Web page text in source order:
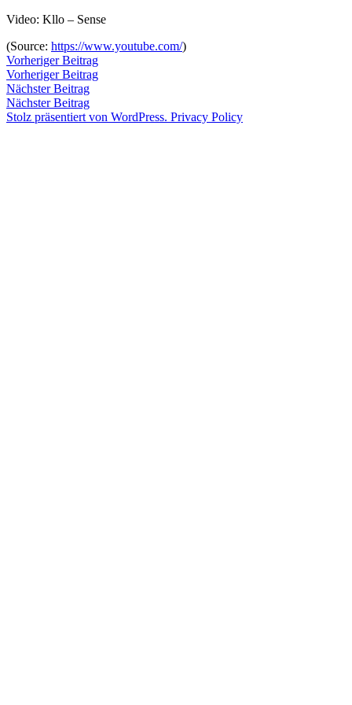
Zum
springen
von
September
20164.
Januar
2020
einen
Kommentar
zu
Video: Kllo – Sense
(Source: https://www.youtube.com/)
Veröffentlicht
von
snhpfr
21.
September
20164.
Januar
Veröffentlicht
in
Uncategorized
Beitragsnavigation
Vorheriger BeitragVorheriger
Beitrag:
Vorheriger Beitrag
Nächster BeitragNächster
Beitrag:
Nächster Beitrag
Stolz präsentiert von WordPress. Privacy Policy